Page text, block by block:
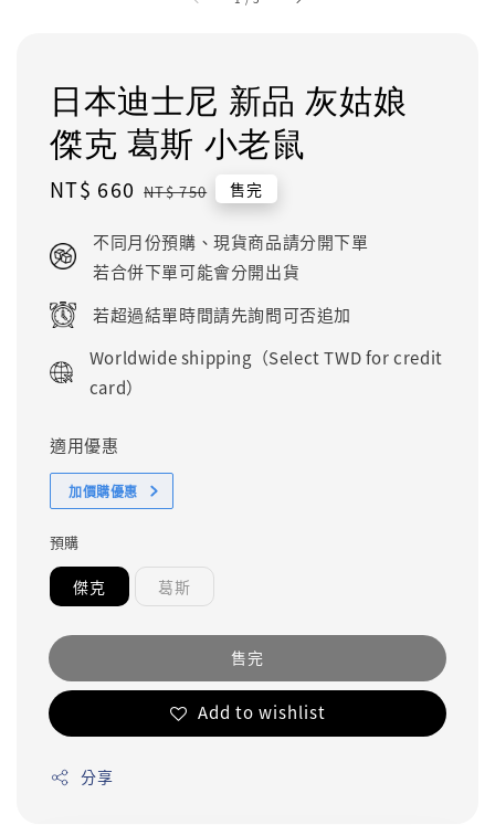
日本迪士尼 新品 灰姑娘
傑克 葛斯 小老鼠
Sale
NT$ 660 Regular
NT$ 750 售完
不同月份預購、現貨商品請分開下單
若合併下單可能會分開出貨
若超過結單時間請先詢問可否追加
Worldwide shipping（Select TWD for credit
card）
適用優惠
加價購優惠
預購
傑克 葛斯
售完
Add to wishlist
分享